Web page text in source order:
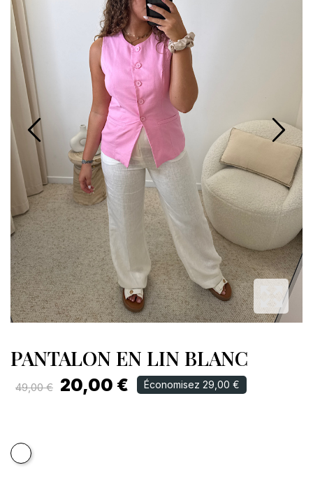
PANTALON EN LIN BLANC
49,00 € 20,00 € Économisez 29,00 €
Blanc